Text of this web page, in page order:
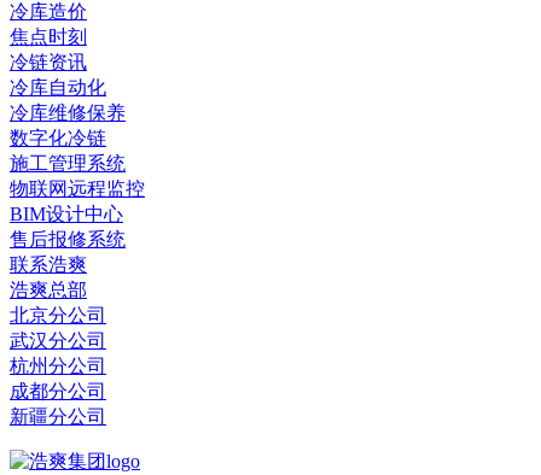
冷库造价
焦点时刻
冷链资讯
冷库自动化
冷库维修保养
数字化冷链
施工管理系统
物联网远程监控
BIM设计中心
售后报修系统
联系浩爽
浩爽总部
北京分公司
武汉分公司
杭州分公司
成都分公司
新疆分公司